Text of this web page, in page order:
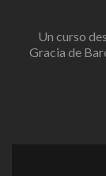
Un curso
Gracia de